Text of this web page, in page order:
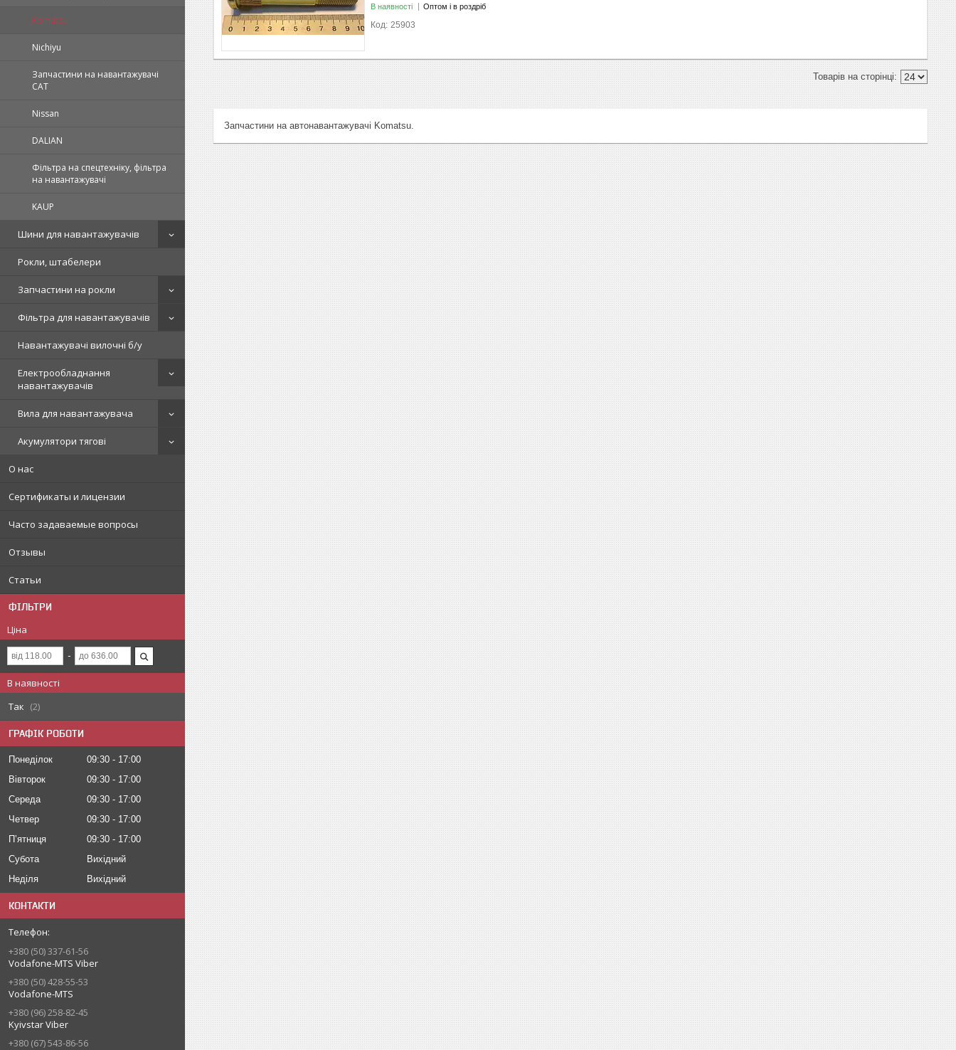
Komatsu
Nichiyu
Запчастини на навантажувачі
CAT
Nissan
DALIAN
Фільтра на спецтехніку, фільтра
на навантажувачі
KAUP
Шини для навантажувачів
Рокли, штабелери
Запчастини на рокли
Фільтра для навантажувачів
Навантажувачі вилочні б/у
Електрообладнання
навантажувачів
Вила для навантажувача
Акумулятори тягові
О нас
Сертификаты и лицензии
Часто задаваемые вопросы
Отзывы
Статьи
ФІЛЬТРИ
Ціна
В наявності
Так
2
ГРАФІК РОБОТИ
Понеділок 09:30
17:00
Вівторок
09:30
17:00
Середа
09:30
17:00
Четвер
09:30
17:00
Пʼятниця
09:30
17:00
Субота
Вихідний
Неділя
Вихідний
КОНТАКТИ
+380 (50) 337-61-56
Vodafone-MTS Viber
+380 (50) 428-55-53
Vodafone-MTS
+380 (96) 258-82-45
Kyivstar Viber
+380 (67) 543-86-56
В наявності Оптом і в роздріб
25903
Запчастини на автонавантажувачі Komatsu.